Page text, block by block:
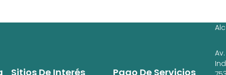
Pago De Servicios
Sitios De Interés
Av.